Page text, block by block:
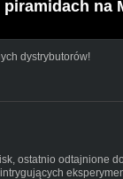
na
dystrybutorów!
ostatnio odtajnione